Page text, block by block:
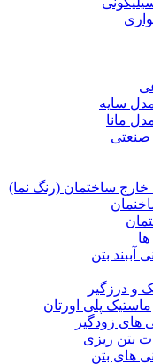
سایه
مانا
خارج ساختمان (رنگ نما)
ها
آببند بتن
و درزگیر
ماستیک پلی اورتان
های زودگیر
بتن ریزی
های بتن